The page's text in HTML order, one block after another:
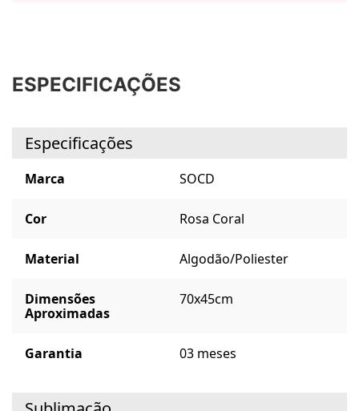
ESPECIFICAÇÕES
Especificações
Marca SOCD
Cor Rosa Coral
Material Algodão/Poliester
Dimensões
Aproximadas
70x45cm
Garantia 03 meses